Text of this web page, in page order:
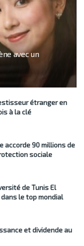
avec un
étranger en
à la clé
accorde 90 millions de
sociale
de Tunis El
le top mondial
et dividende au